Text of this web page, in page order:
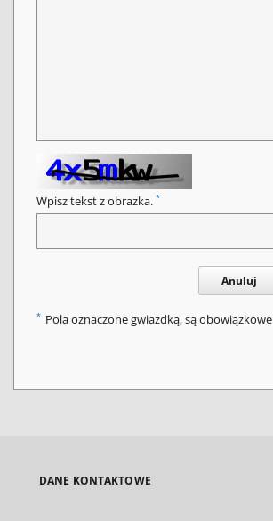
Wpisz tekst z obrazka. *
Anuluj
* Pola oznaczone gwiazdką, są
DANE KONTAKTOWE